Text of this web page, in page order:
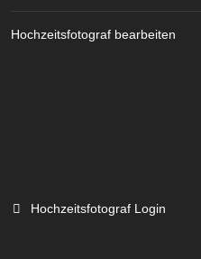
Hochzeitsfotograf bearbeiten
Hochzeitsfotograf Login